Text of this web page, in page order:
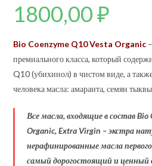
1800,00₽
Bio Coenzyme Q10 Vesta Organic
премиального класса, который
Q10 (убихинол) в чистом виде, а
человека масла: амаранта, семян
Все масла, входящие в состав Bio
Organic, Extra Virgin – экстра
нерафинированные масла
самый дорогостоящий и ценный